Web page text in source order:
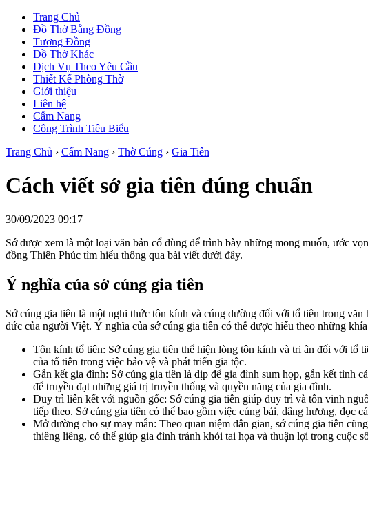
Trang Chủ
Đồ Thờ Bằng Đồng
Tượng Đồng
Đồ Thờ Khác
Dịch Vụ Theo Yêu Cầu
Thiết Kế Phòng Thờ
Giới thiệu
Liên hệ
Cẩm Nang
Công Trình Tiêu Biểu
Trang Chủ › Cẩm Nang › Thờ Cúng › Gia Tiên
Cách viết sớ gia tiên đúng chuẩn
30/09/2023 09:17
Sớ được xem là một loại văn bản cổ dùng để trình bày những mong muốn, ước
đồng Thiên Phúc tìm hiểu thông qua bài viết dưới đây.
Ý nghĩa của sớ cúng gia tiên
Sớ cúng gia tiên là một nghi thức tôn kính và cúng dường đối với tổ tiên trong
đức của người Việt. Ý nghĩa của sớ cúng gia tiên có thể được hiểu theo những khía
Tôn kính tổ tiên: Sớ cúng gia tiên thể hiện lòng tôn kính và tri ân đối với tổ
của tổ tiên trong việc bảo vệ và phát triển gia tộc.
Gắn kết gia đình: Sớ cúng gia tiên là dịp để gia đình sum họp, gắn kết tình
để truyền đạt những giá trị truyền thống và quyền năng của gia đình.
Duy trì liên kết với nguồn gốc: Sớ cúng gia tiên giúp duy trì và tôn vinh
tiếp theo. Sớ cúng gia tiên có thể bao gồm việc cúng bái, dâng hương, đọc
Mở đường cho sự may mắn: Theo quan niệm dân gian, sớ cúng gia tiên
thiêng liêng, có thể giúp gia đình tránh khỏi tai họa và thuận lợi trong cuộc